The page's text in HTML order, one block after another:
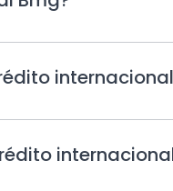
expandir